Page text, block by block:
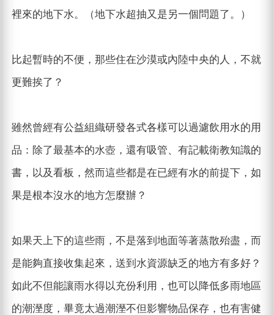
裡來的地下水。（地下水超抽又是另一個問題了。）
比起暫時的不便，那些住在沙漠或內陸中央的人，不就
更難挨了？
雖然曾經有公益組織研發各式各樣可以過濾飲用水的用
品：除了最基本的水壺，還有吸管、有記載衛教知識的
書，以及看板，然而這些都是在已經有水的前提下，如
果是根本沒水的地方怎麼辦？
如果天上下的這些雨，不是落到地面等著蒸散殆盡，而
是能夠直接收集起來，送到水資源缺乏的地方有多好？
如此不但能讓雨水得以充份利用，也可以降低多雨地區
的潮溼度，畢竟太過潮溼不但影響物品保存，也有害健